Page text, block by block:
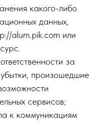
какого-либо
данных,
alum.pik.com или
за
произошедшие
сервисов;
к коммуникациям